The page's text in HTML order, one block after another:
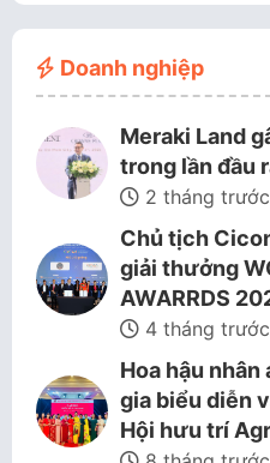
Doanh nghiệp
Meraki Land
trong lần đầu
2 tháng trước
Chủ tịch
giải thưởng
AWARRDS
4 tháng trước
Hoa hậu nhân
gia biểu diễn
Hội hưu trí